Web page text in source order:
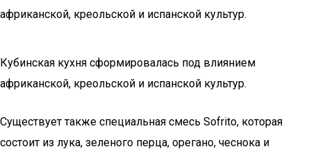
Кубинская кухня сформировалась под влиянием
африканской, креольской и испанской культур.
Существует также специальная смесь Sofrito, которая
состоит из лука, зеленого перца, орегано, чеснока и